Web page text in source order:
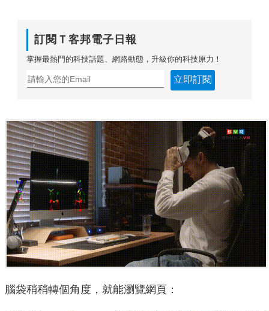
訂閱Ｔ客邦電子日報
掌握最熱門的科技話題、網路動態，升級你的科技原力！
立即訂閱
腦袋稍稍轉個角度，就能瀏覽網頁：